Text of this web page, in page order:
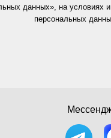
данных», на условиях
персональных